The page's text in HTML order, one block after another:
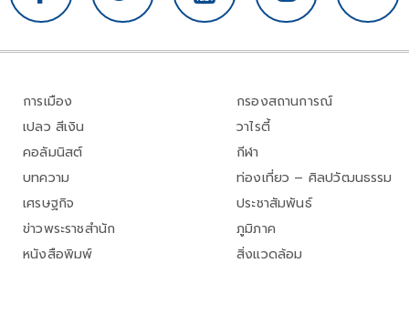
การเมือง
เปลว สีเงิน
คอลัมนิสต์
บทความ
เศรษฐกิจ
ข่าวพระราชสำนัก
หนังสือพิมพ์
กรองสถานการณ์
วาไรตี้
กีฬา
ท่องเที่ยว – ศิลปวัฒนธรรม
ประชาสัมพันธ์
ภูมิภาค
สิ่งแวดล้อม